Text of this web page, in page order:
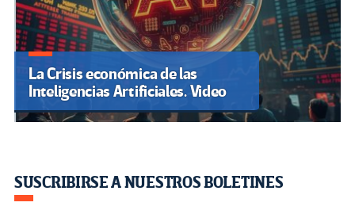
La Crisis económica de las
Inteligencias Artificiales. Video
SUSCRIBIRSE A NUESTROS BOLETINES